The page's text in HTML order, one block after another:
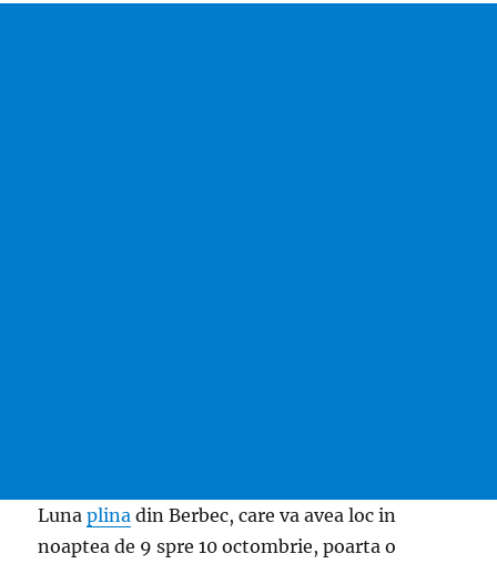
Lunaplina din Berbec, care va avea loc in
noaptea de 9 spre 10 octombrie, poarta o